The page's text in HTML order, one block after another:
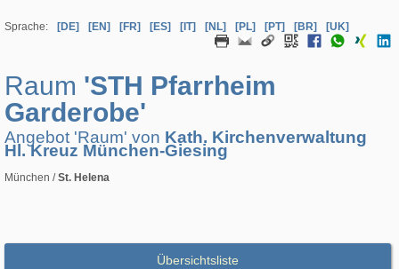
Sprache: [DE] [EN] [FR] [ES] [IT] [NL] [PL] [PT] [BR] [UK]
Raum 'STH Pfarrheim
Garderobe'
Angebot 'Raum' von Kath. Kirchenverwaltung
Hl. Kreuz München-Giesing
München /St. Helena
Übersichtsliste